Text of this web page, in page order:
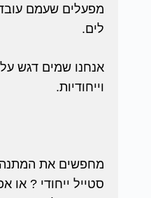
מפעלים שעמם
לים.
אנחנו שמים דגש על
וייחודיות.
מחפשים את המתנה
סטייל ייחודי ? או